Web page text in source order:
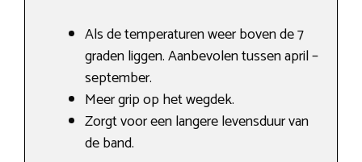
Als de temperaturen weer boven de 7
graden liggen. Aanbevolen tussen april –
september.
Meer grip op het wegdek.
Zorgt voor een langere levensduur van
de band.